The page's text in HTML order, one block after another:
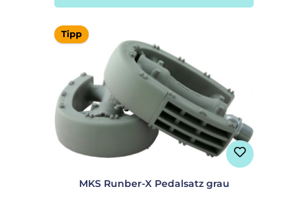
Tipp
MKS Runber-X Pedalsatz grau